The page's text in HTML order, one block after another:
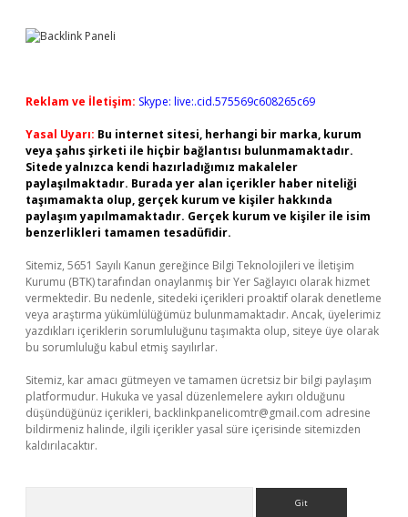
Reklam ve İletişim: Skype: live:.cid.575569c608265c69
Yasal Uyarı: Bu internet sitesi, herhangi bir marka, kurum
veya şahıs şirketi ile hiçbir bağlantısı bulunmamaktadır.
Sitede yalnızca kendi hazırladığımız makaleler
paylaşılmaktadır. Burada yer alan içerikler haber niteliği
taşımamakta olup, gerçek kurum ve kişiler hakkında
paylaşım yapılmamaktadır. Gerçek kurum ve kişiler ile isim
benzerlikleri tamamen tesadüfidir.
Sitemiz, 5651 Sayılı Kanun gereğince Bilgi Teknolojileri ve İletişim
Kurumu (BTK) tarafından onaylanmış bir Yer Sağlayıcı olarak hizmet
vermektedir. Bu nedenle, sitedeki içerikleri proaktif olarak denetleme
veya araştırma yükümlülüğümüz bulunmamaktadır. Ancak, üyelerimiz
yazdıkları içeriklerin sorumluluğunu taşımakta olup, siteye üye olarak
bu sorumluluğu kabul etmiş sayılırlar.
Sitemiz, kar amacı gütmeyen ve tamamen ücretsiz bir bilgi paylaşım
platformudur. Hukuka ve yasal düzenlemelere aykırı olduğunu
düşündüğünüz içerikleri, backlinkpanelicomtr@gmail.com adresine
bildirmeniz halinde, ilgili içerikler yasal süre içerisinde sitemizden
kaldırılacaktır.